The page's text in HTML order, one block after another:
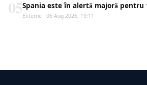
Spania este în alertă majoră pentru
Externe · 06 Aug 2026, 19:11